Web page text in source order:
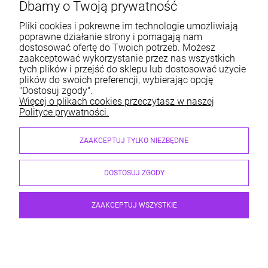
Informacje
O nas
Moje konto
Sklep internetowy ABM Wyposażamy Sklepy | ul. Dobry
Początek 6, 30-798 Kraków
sklep@abm.com.pl| 667 004 622, 515 212 597
NIP: 6792469111 | REGON: 351364718
Dbamy o Twoją prywatność
Pliki cookies i pokrewne im technologie umożliwiają
poprawne działanie strony i pomagają nam
dostosować ofertę do Twoich potrzeb. Możesz
zaakceptować wykorzystanie przez nas wszystkich
tych plików i przejść do sklepu lub dostosować użycie
plików do swoich preferencji, wybierając opcję
"Dostosuj zgody".
Więcej o plikach cookies przeczytasz w naszej
Polityce prywatności.
ZAAKCEPTUJ TYLKO NIEZBĘDNE
DOSTOSUJ ZGODY
ZAAKCEPTUJ WSZYSTKIE